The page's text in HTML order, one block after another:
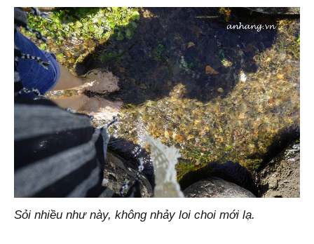
Sỏi nhiều như này, không nhảy loi choi mới lạ.